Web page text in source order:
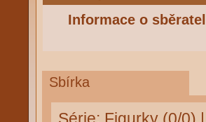
Informace o
Sbírka